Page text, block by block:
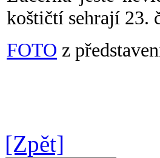
koštičtí sehrají 23.
FOTO z
[Zpět]